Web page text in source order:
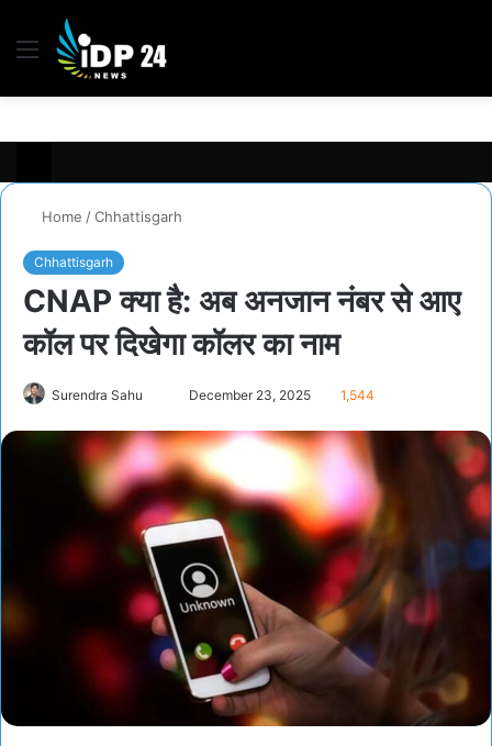
Menu
Home /Chhattisgarh
Chhattisgarh
CNAP क्या है: अब अनजान नंबर से आए
कॉल पर दिखेगा कॉलर का नाम
Surendra Sahu
email
December 23, 2025 1,544